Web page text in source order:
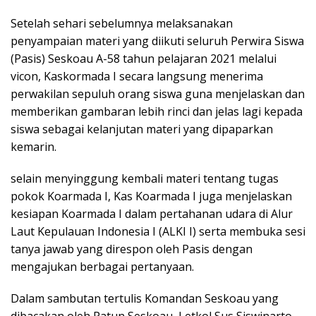
Setelah sehari sebelumnya melaksanakan
penyampaian materi yang diikuti seluruh Perwira Siswa
(Pasis) Seskoau A-58 tahun pelajaran 2021 melalui
vicon, Kaskormada I secara langsung menerima
perwakilan sepuluh orang siswa guna menjelaskan dan
memberikan gambaran lebih rinci dan jelas lagi kepada
siswa sebagai kelanjutan materi yang dipaparkan
kemarin.
selain menyinggung kembali materi tentang tugas
pokok Koarmada I, Kas Koarmada I juga menjelaskan
kesiapan Koarmada I dalam pertahanan udara di Alur
Laut Kepulauan Indonesia I (ALKI I) serta membuka sesi
tanya jawab yang direspon oleh Pasis dengan
mengajukan berbagai pertanyaan.
Dalam sambutan tertulis Komandan Seskoau yang